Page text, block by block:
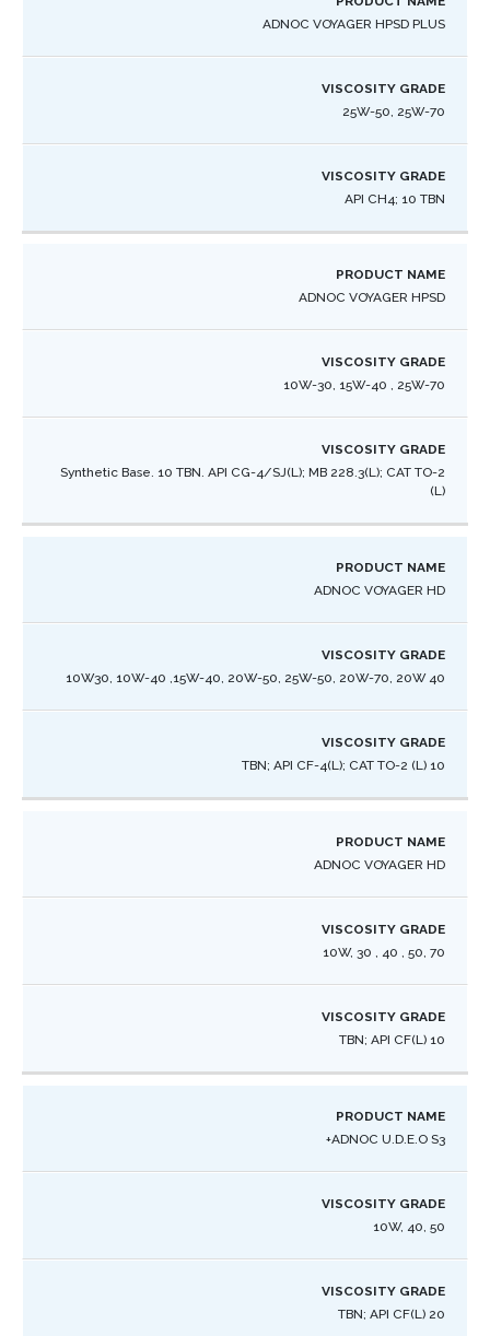
ADNOC VOYAGER HPSD PLUS
25W-50, 25W-70
API CH4; 10 TBN ​
ADNOC VOYAGER HPSD
10W-30, 15W-40 , 25W-70
Synthetic Base. 10 TBN. API CG-4/SJ(L); MB 228.3(L); CAT TO-2
(L) ​
ADNOC VOYAGER HD
10W30, 10W-40 ,15W-40, 20W-50, 25W-50, 20W-70, 20W 40
10 TBN; API CF-4(L); CAT TO-2 (L)​
ADNOC VOYAGER HD
10W, 30 , 40 , 50, 70
10 TBN; API CF(L) ​
ADNOC U.D.E.O S3+
10W, 40, 50
20 TBN; API CF(L) ​